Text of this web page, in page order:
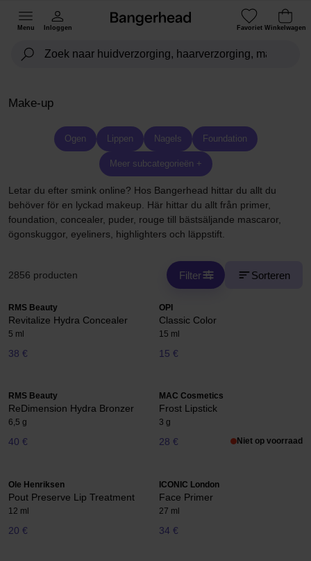
Menu Inloggen Favoriet Winkelwagen
Make-up
Ogen Lippen Nagels Foundation
Meer subcategorieën +
Letar du efter smink online? Hos Bangerhead hittar du allt du
behöver för en lyckad makeup. Här hittar du allt från primer,
foundation, concealer, puder, rouge till bästsäljande mascaror,
ögonskuggor, eyeliners, highlighters och läppstift.
2856 producten Filter Sorteren
RMS Beauty
Revitalize Hydra Concealer
5 ml
38 €
OPI
Classic Color
15 ml
15 €
RMS Beauty
ReDimension Hydra Bronzer
6,5 g
40 €
MAC Cosmetics
Frost Lipstick
3 g
28 € Niet op voorraad
Ole Henriksen
Pout Preserve Lip Treatment
12 ml
20 €
ICONIC London
Face Primer
27 ml
34 €